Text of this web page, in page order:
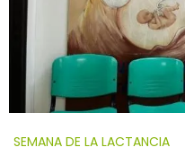
SEMANA DE LA LACTANCIA